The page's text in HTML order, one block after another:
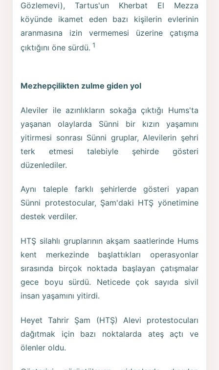
Gözlemevi), Tartus'un Kherbat El Mezza
köyünde ikamet eden bazı kişilerin evlerinin
aranmasına izin vermemesi üzerine çatışma
çıktığını öne sürdü. 1
Mezhepçilikten zulme giden yol
Aleviler ile azınlıkların sokağa çıktığı Hums'ta
yaşanan olaylarda Sünni bir kızın yaşamını
yitirmesi sonrası Sünni gruplar, Alevilerin şehri
terk etmesi talebiyle şehirde gösteri
düzenlediler.
Aynı taleple farklı şehirlerde gösteri yapan
Sünni protestocular, Şam'daki HTŞ yönetimine
destek verdiler.
HTŞ silahlı gruplarının akşam saatlerinde Hums
kent merkezinde başlattıkları operasyonlar
sırasında birçok noktada başlayan çatışmalar
gece boyu sürdü. Neticede çok sayıda sivil
insan yaşamını yitirdi.
Heyet Tahrir Şam (HTŞ) Alevi protestocuları
dağıtmak için bazı noktalarda ateş açtı ve
ölenler oldu.